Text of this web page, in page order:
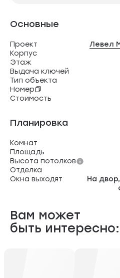
Основные
Проект
Левел
Корпус
Этаж
Выдача ключей
Тип объекта
Номер
Стоимость
Планировка
Комнат
Площадь
Высота потолков
Отделка
Окна выходят
На
Вам может
быть интересно: